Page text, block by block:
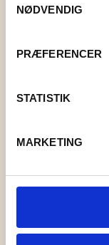
NØDVENDIG
PRÆFERENCER
STATISTIK
MARKETING